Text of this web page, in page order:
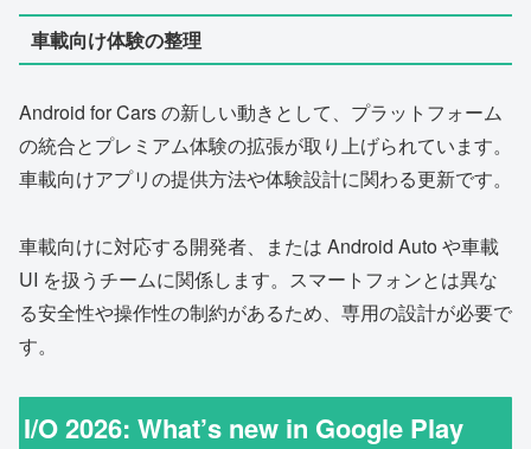
車載向け体験の整理
Android for Cars の新しい動きとして、プラットフォーム
の統合とプレミアム体験の拡張が取り上げられています。
車載向けアプリの提供方法や体験設計に関わる更新です。
車載向けに対応する開発者、または Android Auto や車載
UI を扱うチームに関係します。スマートフォンとは異な
る安全性や操作性の制約があるため、専用の設計が必要で
す。
I/O 2026: What’s new in Google Play